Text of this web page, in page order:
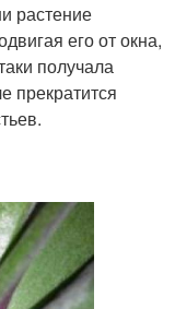
растение
его от окна,
получала
прекратится